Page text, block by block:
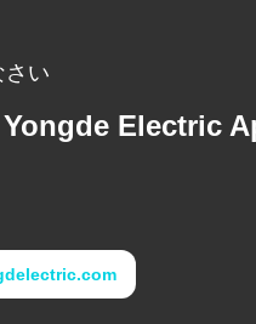
さい
Electric